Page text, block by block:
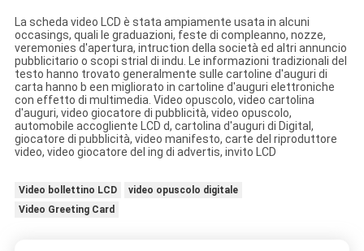
La scheda video LCD è stata ampiamente usata in alcuni
occasings, quali le graduazioni, feste di compleanno, nozze,
veremonies d'apertura, intruction della società ed altri annuncio
pubblicitario o scopi strial di indu. Le informazioni tradizionali del
testo hanno trovato generalmente sulle cartoline d'auguri di
carta hanno b een migliorato in cartoline d'auguri elettroniche
con effetto di multimedia. Video opuscolo, video cartolina
d'auguri, video giocatore di pubblicità, video opuscolo,
automobile accogliente LCD d, cartolina d'auguri di Digital,
giocatore di pubblicità, video manifesto, carte del riproduttore
video, video giocatore del ing di advertis, invito LCD
Video bollettino LCD
video opuscolo digitale
Video Greeting Card